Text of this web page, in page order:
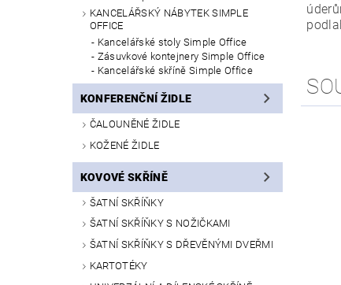
KANCELÁŘSKÝ NÁBYTEK SIMPLE
OFFICE
Kancelářské stoly Simple Office
Zásuvkové kontejnery Simple Office
Kancelářské skříně Simple Office
KONFERENČNÍ ŽIDLE
ČALOUNĚNÉ ŽIDLE
KOŽENÉ ŽIDLE
KOVOVÉ SKŘÍNĚ
ŠATNÍ SKŘÍŇKY
ŠATNÍ SKŘÍŇKY S NOŽIČKAMI
ŠATNÍ SKŘÍŇKY S DŘEVĚNÝMI DVEŘMI
KARTOTÉKY